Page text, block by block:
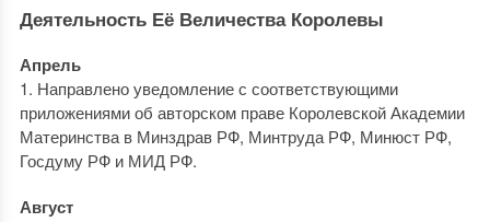
Деятельность Её Величества Королевы
Апрель
1. Направлено уведомление с соответствующими
приложениями об авторском праве Королевской Академии
Материнства в Минздрав РФ, Минтруда РФ, Минюст РФ,
Госдуму РФ и МИД РФ.
Август